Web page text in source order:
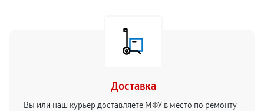
Доставка
Вы или наш курьер доставляете МФУ в место по ремонту